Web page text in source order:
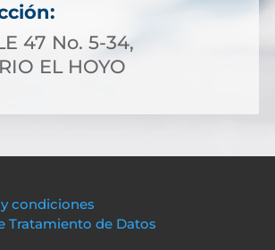
47 No. 5-34,
EL HOYO
y condiciones
Tratamiento de Datos